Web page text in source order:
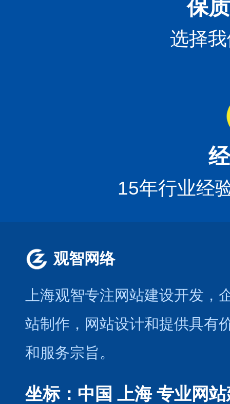
保
选择
15年行业经
观智网络
上海观智专注网站建设开发 ，
站制作 ， 网站设计和提供具有
和服务宗旨。
坐标：中国 上海 专业网